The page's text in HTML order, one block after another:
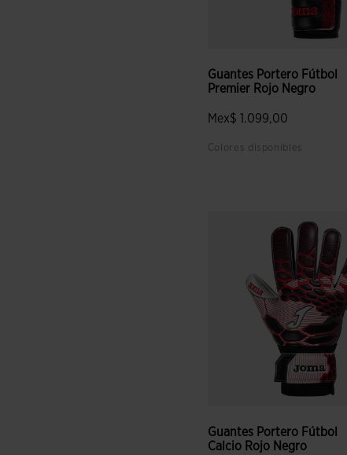
Guantes Portero Fútbol
Premier Rojo Negro
Mex$ 1.099,00
Colores disponibles
Guantes Portero Fútbol
Calcio Rojo Negro